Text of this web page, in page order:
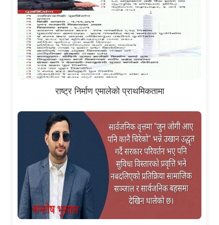
राष्ट्र निर्माण एमालेको प्राथमिकतामा